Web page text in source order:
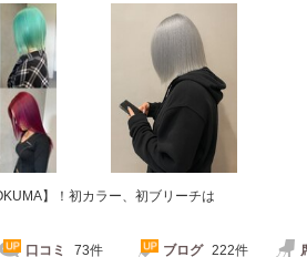
】！初カラー、初ブリーチは
口コミ 73件 ブログ 222件